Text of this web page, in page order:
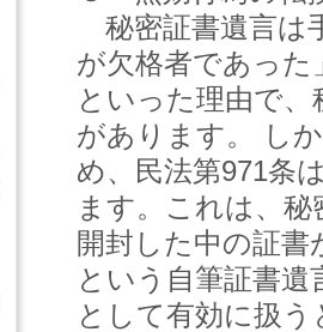
秘密証書遺言は
が欠格者であった
といった理由で
があります。 し
め、民法第971条
ます。これは、
開封した中の証書
という自筆証書
として有効に扱